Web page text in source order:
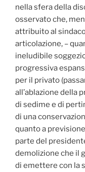
nella sfera della
osservato che,
attribuito al
articolazione, –
ineludibile
progressiva
per il privato
all’ablazione della
di sedime e di
di una
quanto a
parte del
demolizione che il
di emettere con la